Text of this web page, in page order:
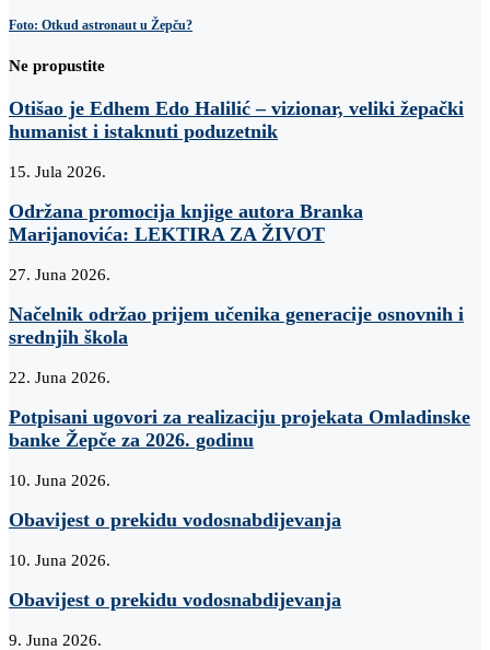
Foto: Otkud astronaut u Žepču?
Ne propustite
Otišao je Edhem Edo Halilić – vizionar, veliki žepački
humanist i istaknuti poduzetnik
15. Jula 2026.
Održana promocija knjige autora Branka
Marijanovića: LEKTIRA ZA ŽIVOT
27. Juna 2026.
Načelnik održao prijem učenika generacije osnovnih i
srednjih škola
22. Juna 2026.
Potpisani ugovori za realizaciju projekata Omladinske
banke Žepče za 2026. godinu
10. Juna 2026.
Obavijest o prekidu vodosnabdijevanja
10. Juna 2026.
Obavijest o prekidu vodosnabdijevanja
9. Juna 2026.